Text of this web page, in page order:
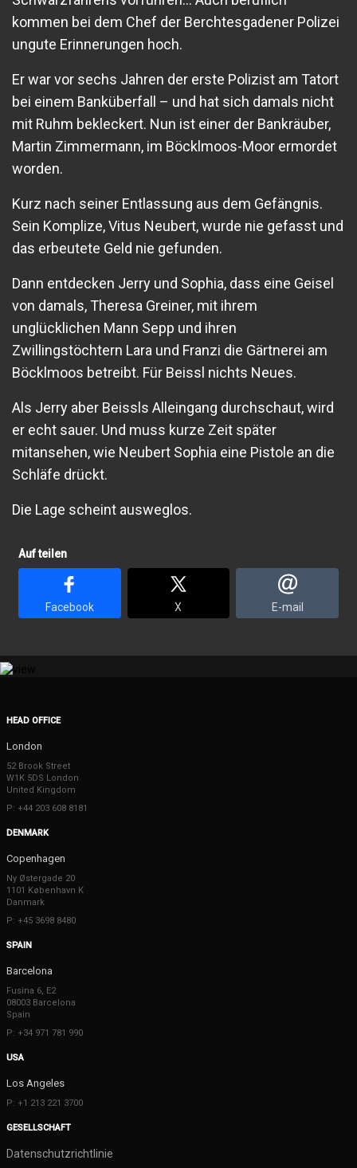
kommen bei dem Chef der Berchtesgadener Polizei
ungute Erinnerungen hoch.
Er war vor sechs Jahren der erste Polizist am Tatort
bei einem Banküberfall – und hat sich damals nicht
mit Ruhm bekleckert. Nun ist einer der Bankräuber,
Martin Zimmermann, im Böcklmoos-Moor ermordet
worden.
Kurz nach seiner Entlassung aus dem Gefängnis.
Sein Komplize, Vitus Neubert, wurde nie gefasst und
das erbeutete Geld nie gefunden.
Dann entdecken Jerry und Sophia, dass eine Geisel
von damals, Theresa Greiner, mit ihrem
unglücklichen Mann Sepp und ihren
Zwillingstöchtern Lara und Franzi die Gärtnerei am
Böcklmoos betreibt. Für Beissl nichts Neues.
Als Jerry aber Beissls Alleingang durchschaut, wird
er echt sauer. Und muss kurze Zeit später
mitansehen, wie Neubert Sophia eine Pistole an die
Schläfe drückt.
Die Lage scheint ausweglos.
Auf teilen
Facebook X E-mail
HEAD OFFICE
London
52 Brook Street
W1K 5DS London
United Kingdom
P: +44 203 608 8181
DENMARK
Copenhagen
Ny Østergade 20
1101 København K
Danmark
P: +45 3698 8480
SPAIN
Barcelona
Fusina 6, E2
08003 Barcelona
Spain
P: +34 971 781 990
USA
Los Angeles
P: +1 213 221 3700
GESELLSCHAFT
Datenschutzrichtlinie